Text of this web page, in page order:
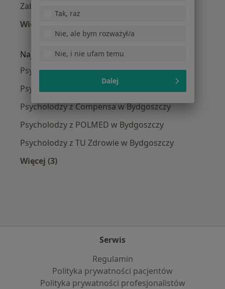
Zaburzenia nastroju w Bydgoszczy
Więcej (15)
Więcej w kategorii: Najczęście leczone
Najpopularniejsze ubezpieczenia
Psycholodzy z Allianz w Bydgoszczy
Psycholodzy z PZU Zdrowie w Bydgoszczy
Psycholodzy z Compensa w Bydgoszczy
Psycholodzy z POLMED w Bydgoszczy
Psycholodzy z TU Zdrowie w Bydgoszczy
Więcej (3)
Serwis
Regulamin
Polityka prywatności pacjentów
Polityka prywatności profesjonalistów
Tak, raz
Nie, ale bym rozważył/a
Nie, i nie ufam temu
Dalej